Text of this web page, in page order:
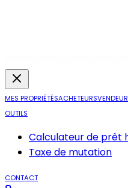
MES PROPRIÉTÉSACHETEURS
OUTILS
Calculateur de prêt
Taxe de mutation
CONTACT